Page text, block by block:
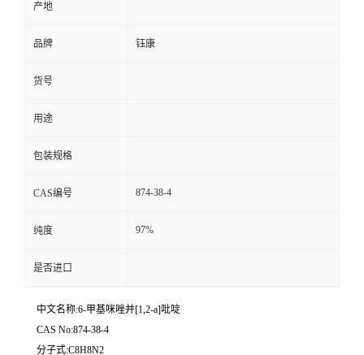
产地
品牌 钰康
货号
用途
包装规格
CAS编号 874-38-4
纯度 97%
是否进口
中文名称:6-甲基咪唑并[1,2-a]吡啶
CAS No:874-38-4
分子式:C8H8N2